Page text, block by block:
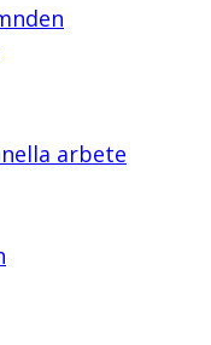
arbete